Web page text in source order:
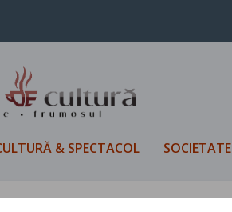
& SPECTACOL SOCIETATE